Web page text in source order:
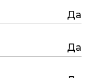
Да
Да